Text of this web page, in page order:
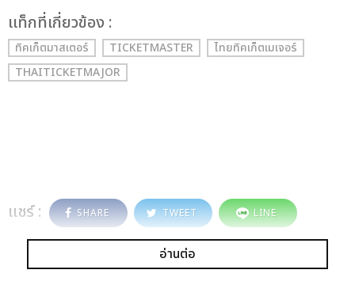
เเท็กที่เกี่ยวข้อง :
ทิคเก็ตมาสเตอร์ TICKETMASTER
ไทยทิคเก็ตเมเจอร์
THAITICKETMAJOR
แชร์ : SHARE TWEET LINE
อ่านต่อ